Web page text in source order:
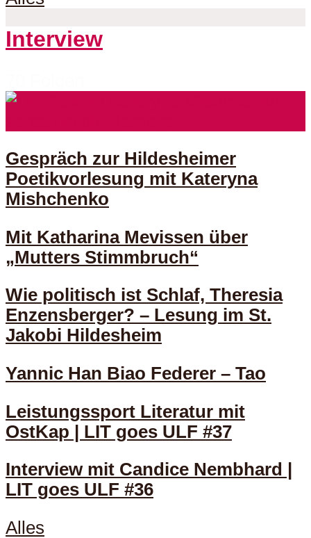
Interview
Gespräch zur Hildesheimer
Poetikvorlesung mit Kateryna
Mishchenko
Mit Katharina Mevissen über
„Mutters Stimmbruch“
Wie politisch ist Schlaf, Theresia
Enzensberger? – Lesung im St.
Jakobi Hildesheim
Yannic Han Biao Federer – Tao
Leistungssport Literatur mit
OstKap | LIT goes ULF #37
Interview mit Candice Nembhard |
LIT goes ULF #36
Alles